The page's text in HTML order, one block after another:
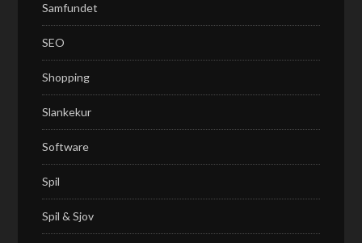
Samfundet
SEO
Shopping
Slankekur
Software
Spil
Spil & Sjov